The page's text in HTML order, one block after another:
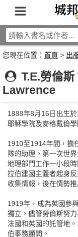
您現在位置： 首頁 > 出
T.E.勞倫
Lawrence
1888年8月16日出生
耶穌學院及麥格戴倫
1910至1914年間，擔
隊的助理。第一次世
地理部門工作一小段
拉伯建國主義者起身
收集情報，後在情勢
1919年，成為英國參
獨立。儘管勞倫斯努
法國和英國的託管地
伯事務顧問。